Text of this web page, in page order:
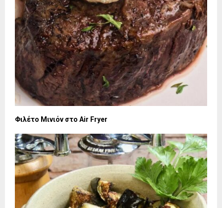
Φιλέτο Μινιόν στο Air Fryer